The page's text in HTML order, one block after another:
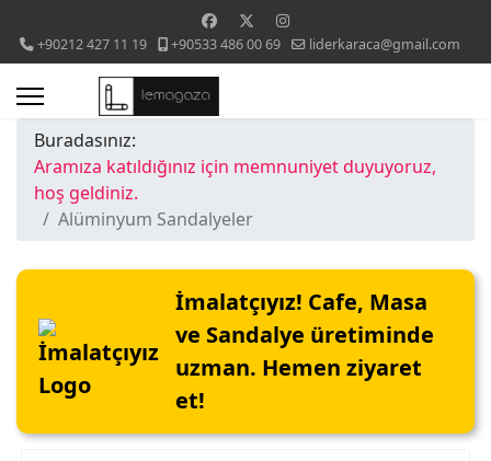
+90212 427 11 19 +90533 486 00 69 liderkaraca@gmail.com
Buradasınız:
Aramıza katıldığınız için memnuniyet duyuyoruz,
hoş geldiniz.
Alüminyum Sandalyeler
İmalatçıyız! Cafe, Masa
ve Sandalye üretiminde
uzman. Hemen ziyaret
et!